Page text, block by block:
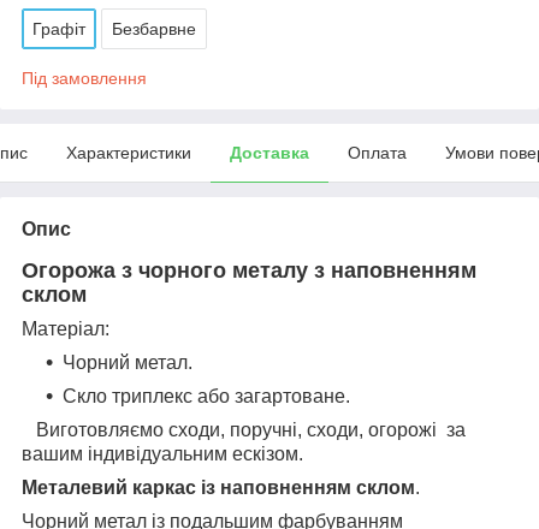
Графіт Безбарвне
Під замовлення
Характеристики Доставка Оплата Умови
Опис
Огорожа з чорного металу з наповненням
склом
Матеріал:
Чорний метал.
Скло триплекс або загартоване.
Виготовляємо сходи, поручні, сходи, огорожі за
вашим індивідуальним ескізом.
Металевий каркас із наповненням склом.
Чорний метал із подальшим фарбуванням